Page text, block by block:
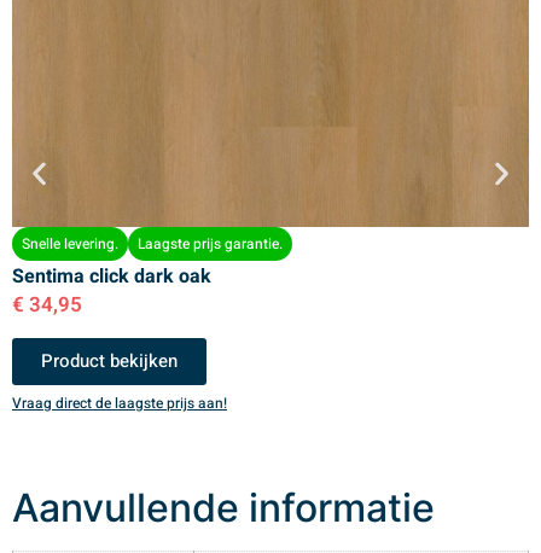
Snelle levering. Laagste prijs garantie.
Sentima click dark oak
€ 34,95
Product bekijken
Vraag direct de laagste prijs aan!
Aanvullende informatie